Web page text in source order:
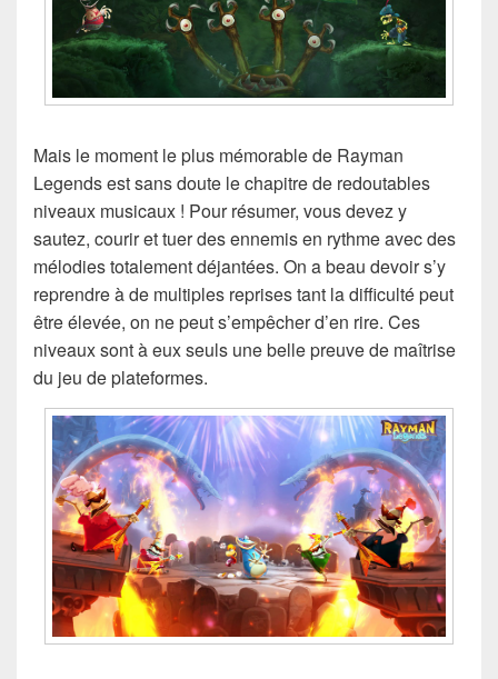
Mais le moment le plus mémorable de Rayman
Legends est sans doute le chapitre de redoutables
niveaux musicaux ! Pour résumer, vous devez y
sautez, courir et tuer des ennemis en rythme avec des
mélodies totalement déjantées. On a beau devoir s’y
reprendre à de multiples reprises tant la difficulté peut
être élevée, on ne peut s’empêcher d’en rire. Ces
niveaux sont à eux seuls une belle preuve de maîtrise
du jeu de plateformes.